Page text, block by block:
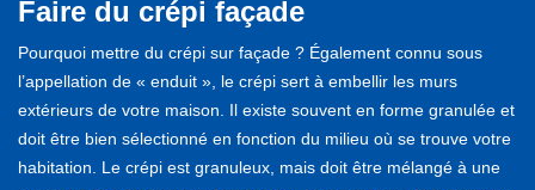
Faire du crépi façade
Pourquoi mettre du crépi sur façade ? Également connu sous
l’appellation de « enduit », le crépi sert à embellir les murs
extérieurs de votre maison. Il existe souvent en forme granulée et
doit être bien sélectionné en fonction du milieu où se trouve votre
habitation. Le crépi est granuleux, mais doit être mélangé à une